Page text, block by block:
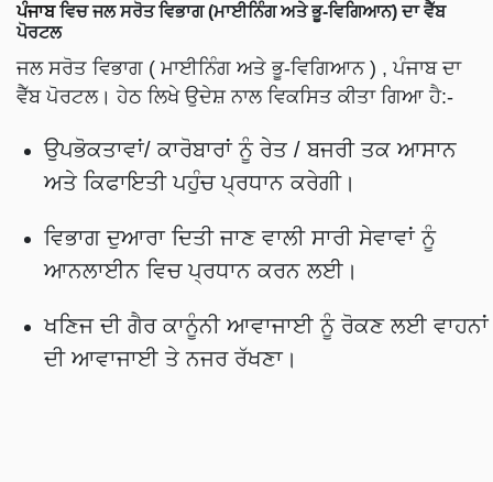
ਪੰਜਾਬਵਿਚ ਜਲ ਸਰੋਤ ਵਿਭਾਗ (ਮਾਈਨਿੰਗ ਅਤੇ ਭੂ-ਵਿਗਿਆਨ) ਦਾ ਵੈੱਬ
ਪੋਰਟਲ
ਜਲ ਸਰੋਤ ਵਿਭਾਗ ( ਮਾਈਨਿੰਗ ਅਤੇ ਭੂ-ਵਿਗਿਆਨ ) , ਪੰਜਾਬ ਦਾ
ਵੈੱਬ ਪੋਰਟਲ। ਹੇਠ ਲਿਖੇ ਉਦੇਸ਼ ਨਾਲ ਵਿਕਸਿਤ ਕੀਤਾ ਗਿਆ ਹੈ:-
ਉਪਭੋਕਤਾਵਾਂ/ ਕਾਰੋਬਾਰਾਂ ਨੂੰ ਰੇਤ / ਬਜਰੀ ਤਕ ਆਸਾਨ
ਅਤੇ ਕਿਫਾਇਤੀ ਪਹੁੰਚ ਪ੍ਰਧਾਨ ਕਰੇਗੀ।
ਵਿਭਾਗ ਦੁਆਰਾ ਦਿਤੀ ਜਾਣ ਵਾਲੀ ਸਾਰੀ ਸੇਵਾਵਾਂ ਨੂੰ
ਆਨਲਾਈਨ ਵਿਚ ਪ੍ਰਧਾਨ ਕਰਨ ਲਈ।
ਖਣਿਜ ਦੀ ਗੈਰ ਕਾਨੂੰਨੀ ਆਵਾਜਾਈ ਨੂੰ ਰੋਕਣ ਲਈ ਵਾਹਨਾਂ
ਦੀ ਆਵਾਜਾਈ ਤੇ ਨਜਰ ਰੱਖਣਾ।